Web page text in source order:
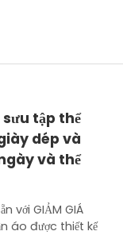
sưu tập thể
dép và
và thể
với GIẢM GIÁ
áo được thiết kế